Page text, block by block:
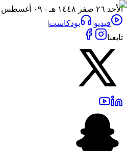
الأحد ٢٦ صفر ١٤٤٨ هـ - ٠٩ أغسطس ٢٠٢٦
فيديو| بودكاست|
تابعنا